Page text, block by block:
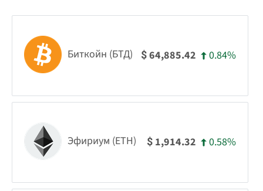
Биткойн (БТД) $64,885.42 0.84%
Эфириум (ETH) $ 1,914.32 0.58%